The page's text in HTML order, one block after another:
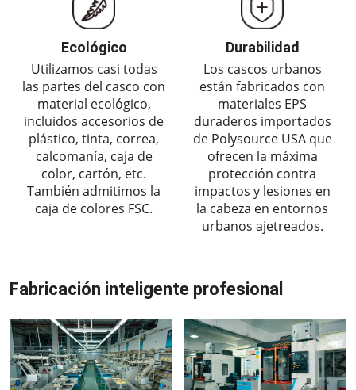
Ecológico
Utilizamos casi todas
las partes del casco con
material ecológico,
incluidos accesorios de
plástico, tinta, correa,
calcomanía, caja de
color, cartón, etc.
También admitimos la
caja de colores FSC.
Durabilidad
Los cascos urbanos
están fabricados con
materiales EPS
duraderos importados
de Polysource USA que
ofrecen la máxima
protección contra
impactos y lesiones en
la cabeza en entornos
urbanos ajetreados.
Fabricación inteligente profesional